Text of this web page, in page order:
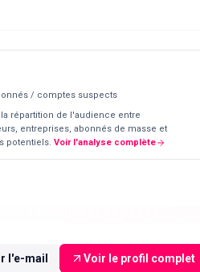
/ comptes suspects
la répartition de l'audience entre
entreprises, abonnés de masse et
potentiels. Voir l'analyse complète
l'e-mail Voir le profil complet